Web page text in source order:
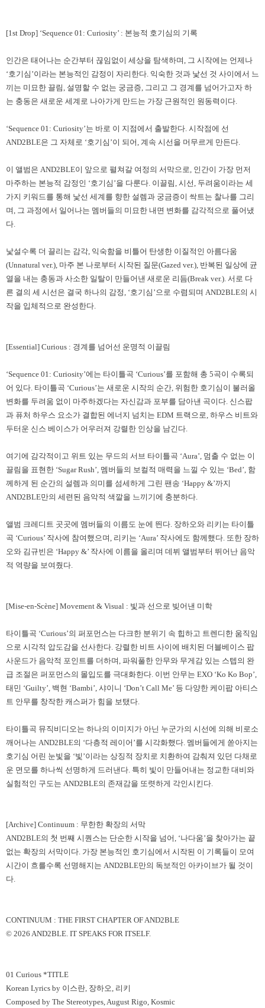
[1st Drop] ‘Sequence 01: Curiosity’ : 본능적 호기심의 기록
인간은 태어나는 순간부터 끊임없이 세상을 탐색하며
그 시작에는 언제나
‘호기심 ’이라는 본능적인 감정이 자리한다 익숙한 것과 낯선 것 사이에서 느
끼는 미묘한 끌림 설명할 수 없는 궁금증 그리고 그 경계를 넘어가고자 하
는 충동은 새로운 세계로 나아가게 만드는 가장 근원적인 원동력이다
‘Sequence 01: Curiosity’는 바로 이 지점에서 출발한다 시작점에 선
AND2BLE은 그 자체로 ‘호기심 ’이 되어 계속 시선을 머무르게 만든다
이 앨범은 AND2BLE이 앞으로 펼쳐갈 여정의 서막으로 인간이 가장 먼저
마주하는 본능적 감정인 ‘호기심 ’을 다룬다 이끌림 시선 두려움이라는 세
가지 키워드를 통해 낯선 세계를 향한 설렘과 궁금증이 싹트는 찰나를 그리
며
그 과정에서 일어나는 멤버들의 미묘한 내면 변화를 감각적으로 풀어냈
다
낯설수록 더 끌리는 감각 익숙함을 비틀어 탄생한 이질적인 아름다움
(Unnatural ver.), 마주 본 나로부터 시작된 질문(Gazed ver.), 반복된 일상에 균
열을 내는 충동과 사소한 일탈이 만들어낸 새로운 리듬(Break ver.). 서로 다
른 결의 세 시선은 결국 하나의 감정 , ‘호기심 ’ 으로 수렴되며 AND2BLE의 시
작을 입체적으로 완성한다
[Essential] Curious : 경계를 넘어선 운명적 이끌림
‘Sequence 01: Curiosity’에는 타이틀곡 ‘Curious’를 포함해 총 5곡이 수록되
어 있다 타이틀곡 ‘Curious’는 새로운 시작의 순간 위험한 호기심이 불러올
변화를 두려움 없이 마주하겠다는 자신감과 포부를 담아낸 곡이다 신스팝
과 퓨처 하우스 요소가 결합된 에너지 넘치는 EDM 트랙으로 하우스 비트와
두터운 신스 베이스가 어우러져 강렬한 인상을 남긴다
여기에 감각적이고 위트 있는 무드의 서브 타이틀곡 ‘Aura’, 멈출 수 없는 이
끌림을 표현한 ‘Sugar Rush’, 멤버들의 보컬적 매력을 느낄 수 있는 ‘Bed’, 함
께하게 된 순간의 설렘과 의미를 섬세하게 그린 팬송 ‘Happy &’까지
AND2BLE만의 세련된 음악적 색깔을 느끼기에 충분하다
앨범 크레디트 곳곳에 멤버들의 이름도 눈에 띈다 장하오와 리키는 타이틀
곡 ‘Curious’ 작사에 참여했으며 리키는 ‘Aura’ 작사에도 함께했다 또한 장하
오와 김규빈은 ‘Happy &’ 작사에 이름을 올리며 데뷔 앨범부터 뛰어난 음악
적 역량을 보여줬다
[Mise-en-Scène] Movement & Visual : 빛과 선으로 빚어낸 미학
타이틀곡 ‘Curious’의 퍼포먼스는 다크한 분위기 속 힙하고 트렌디한 움직임
으로 시각적 압도감을 선사한다 강렬한 비트 사이에 배치된 더블베이스 팝
사운드가 음악적 포인트를 더하며 파워풀한 안무와 무게감 있는 스텝의 완
급 조절은 퍼포먼스의 몰입도를 극대화한다 이번 안무는 EXO ‘Ko Ko Bop’,
태민 ‘Guilty’, 백현 ‘Bambi’, 샤이니 ‘Don’t Call Me’ 등 다양한 케이팝 아티스
트 안무를 창작한 캐스퍼가 힘을 보탰다
타이틀곡 뮤직비디오는 하나의 이미지가 아닌 누군가의 시선에 의해 비로소
깨어나는 AND2BLE의 ‘다층적 레이어 ’를 시각화했다 멤버들에게 쏟아지는
호기심 어린 눈빛을 ‘빛 ’이라는 상징적 장치로 치환하여 감춰져 있던 다채로
운 면모를 하나씩 선명하게 드러낸다 특히 빛이 만들어내는 정교한 대비와
실험적인 구도는 AND2BLE의 존재감을 또렷하게 각인시킨다
[Archive] Continuum : 무한한 확장의 서막
AND2BLE의 첫 번째 시퀀스는 단순한 시작을 넘어 , ‘나다움’을 찾아가는 끝
없는 확장의 서막이다 가장 본능적인 호기심에서 시작된 이 기록들이 모여
시간이 흐를수록 선명해지는 AND2BLE만의 독보적인 아카이브가 될 것이
다
CONTINUUM : THE FIRST CHAPTER OF AND2BLE
© 2026 AND2BLE. IT SPEAKS FOR ITSELF.
01 Curious *TITLE
Korean Lyrics by 이스란 장하오 리키
Composed by The Stereotypes, August Rigo, Kosmic